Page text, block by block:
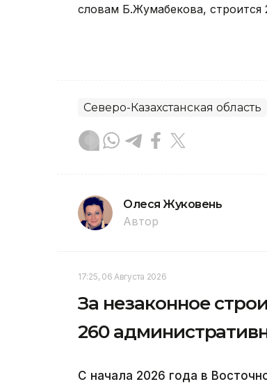
словам Б.Жумабекова,
Северо-Казахстанская область
Олеся Жуковень
Автор
17:25, 06 Августа 2026
За незаконное
260
С начала 2026 года в